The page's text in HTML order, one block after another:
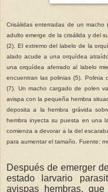
Crisálidas enterradas de un
adulto emerge de la crisálida y del
(2). El extremo del labelo de la
alado acude a una orquídea
una orquídea aferrado al labelo
encuentran las polinias (5). Polinia
(7). Un macho cargado de polen
avispa con la pequeña hembra
deposita a la hembra grávida
hembra inyecta su puesta en una
comienza a devorar a la del
para aumentar el tamaño. Fuente:
Después de emerger
estado larvario
avispas hembras,